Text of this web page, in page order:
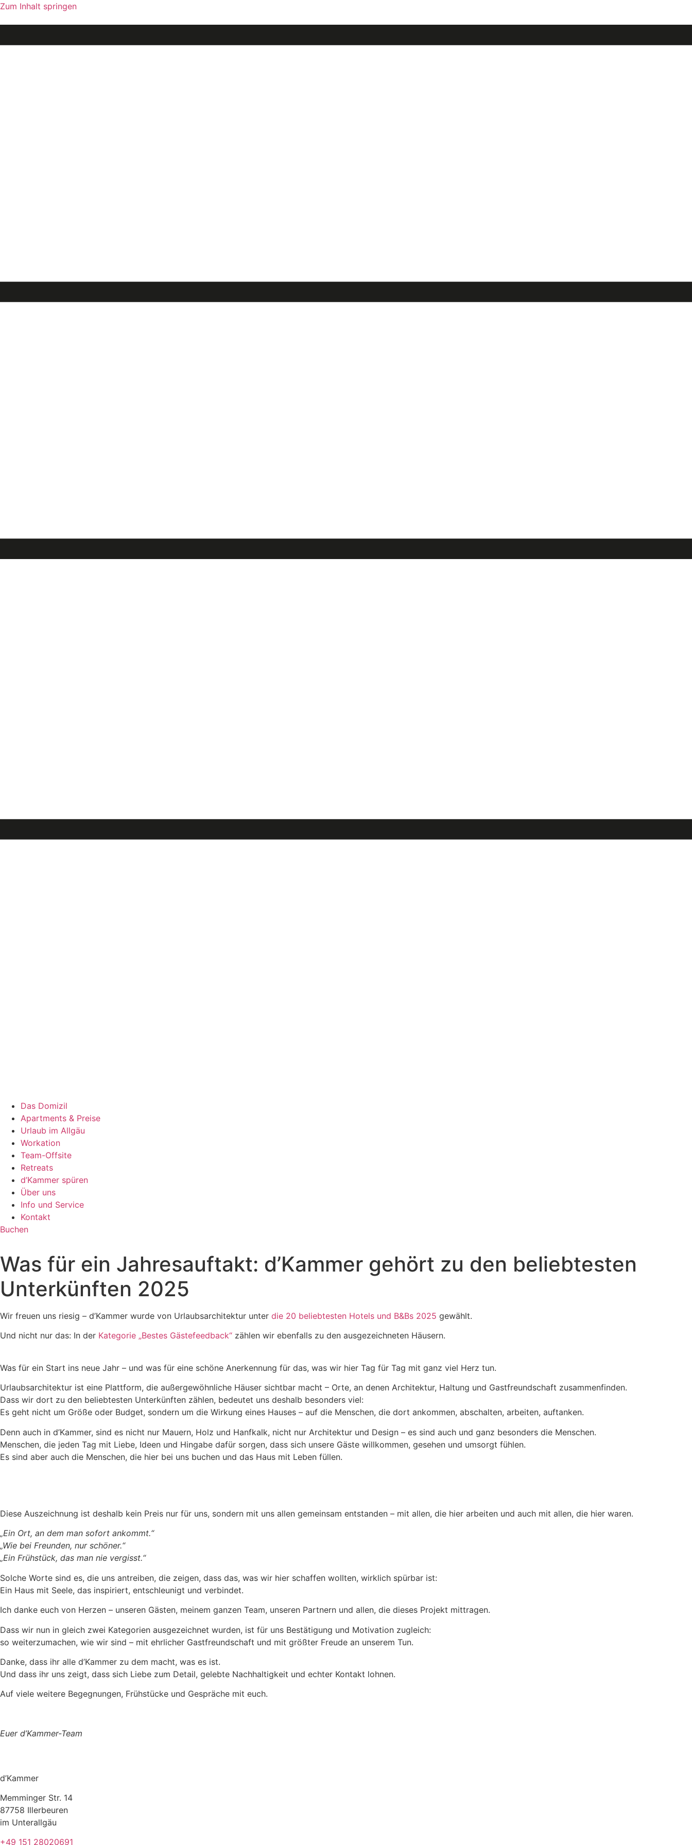
Zum Inhalt springen
Das Domizil
Apartments & Preise
Urlaub im Allgäu
Workation
Team-Offsite
Retreats
d’Kammer spüren
Über uns
Info und Service
Kontakt
Buchen
Was für ein Jahresauftakt: d’Kammer gehört zu den beliebtesten
Unterkünften 2025
Wir freuen uns riesig – d’Kammer wurde von Urlaubsarchitektur unter die 20 beliebtesten Hotels und B&Bs 2025 gewählt.
Und nicht nur das: In der Kategorie „Bestes Gästefeedback“ zählen wir ebenfalls zu den ausgezeichneten Häusern.
Was für ein Start ins neue Jahr – und was für eine schöne Anerkennung für das, was wir hier Tag für Tag mit ganz viel Herz tun.
Urlaubsarchitektur ist eine Plattform, die außergewöhnliche Häuser sichtbar macht – Orte, an denen Architektur, Haltung und Gastfreundschaft zusammenfinden.
Dass wir dort zu den beliebtesten Unterkünften zählen, bedeutet uns deshalb besonders viel:
Es geht nicht um Größe oder Budget, sondern um die Wirkung eines Hauses – auf die Menschen, die dort ankommen, abschalten, arbeiten, auftanken.
Denn auch in d’Kammer, sind es nicht nur Mauern, Holz und Hanfkalk, nicht nur Architektur und Design – es sind auch und ganz besonders die Menschen.
Menschen, die jeden Tag mit Liebe, Ideen und Hingabe dafür sorgen, dass sich unsere Gäste willkommen, gesehen und umsorgt fühlen.
Es sind aber auch die Menschen, die hier bei uns buchen und das Haus mit Leben füllen.
Diese Auszeichnung ist deshalb kein Preis nur für uns, sondern mit uns allen gemeinsam entstanden – mit allen, die hier arbeiten und auch mit allen, die hier waren.
„Ein Ort, an dem man sofort ankommt.“
„Wie bei Freunden, nur schöner.“
„Ein Frühstück, das man nie vergisst.“
Solche Worte sind es, die uns antreiben, die zeigen, dass das, was wir hier schaffen wollten, wirklich spürbar ist:
Ein Haus mit Seele, das inspiriert, entschleunigt und verbindet.
Ich danke euch von Herzen – unseren Gästen, meinem ganzen Team, unseren Partnern und allen, die dieses Projekt mittragen.
Dass wir nun in gleich zwei Kategorien ausgezeichnet wurden, ist für uns Bestätigung und Motivation zugleich:
so weiterzumachen, wie wir sind – mit ehrlicher Gastfreundschaft und mit größter Freude an unserem Tun.
Danke, dass ihr alle d’Kammer zu dem macht, was es ist.
Und dass ihr uns zeigt, dass sich Liebe zum Detail, gelebte Nachhaltigkeit und echter Kontakt lohnen.
Auf viele weitere Begegnungen, Frühstücke und Gespräche mit euch.
Euer d’Kammer-Team
d’Kammer
Memminger Str. 14
87758 Illerbeuren
im Unterallgäu
+49 151 28020691